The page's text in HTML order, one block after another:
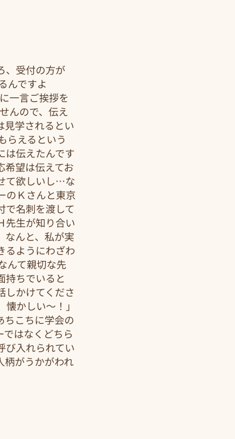
、受付の方が
んですよ
一言ご挨拶を
んので、伝え
見学されるとい
らえるという
は伝えたんです
望は伝えてお
て欲しいし…な
のＫさんと東京
で名刺を渡して
先生が知り合い
なんと、私が実
るようにわざわ
んて親切な先
持ちでいると
しかけてくださ
かしい～！」
ちこちに学会の
はなくどちら
び入れられてい
柄がうかがわれ